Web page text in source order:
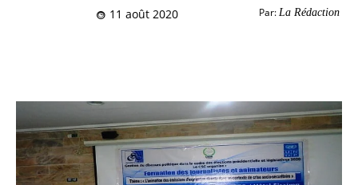
Par: La Rédaction
11 août 2020